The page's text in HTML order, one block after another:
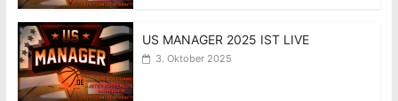
US MANAGER 2025 IST LIVE
3. Oktober 2025